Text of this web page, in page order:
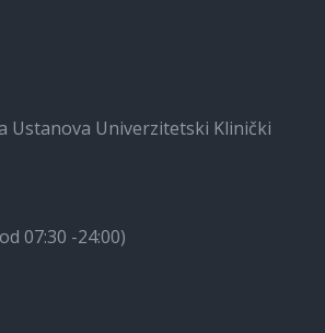
Ustanova Univerzitetski Klinički
07:30 -24:00)